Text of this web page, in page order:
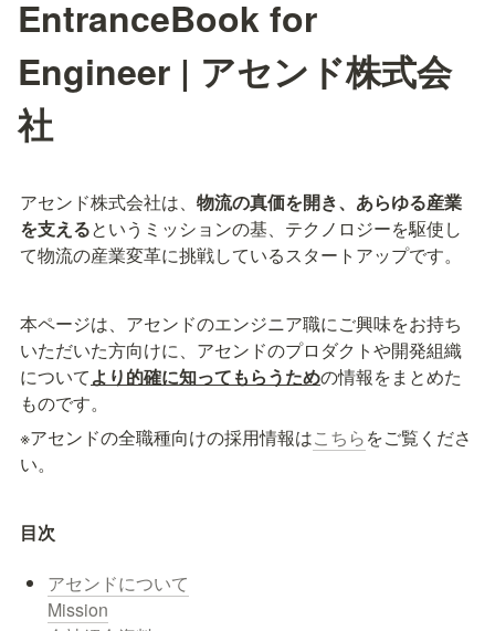
EntranceBook for
Engineer | アセンド株式会
社
アセンド株式会社は、 物流の真価を開き、あらゆる産業
を支えるというミッションの基、テクノロジーを駆使し
て物流の産業変革に挑戦しているスタートアップです。
本ページは、アセンドのエンジニア職にご興味をお持ち
いただいた方向けに、アセンドのプロダクトや開発組織
についてより的確に知ってもらうための情報をまとめた
ものです。
※アセンドの全職種向けの採用情報はこちらをご覧くださ
い。
目次